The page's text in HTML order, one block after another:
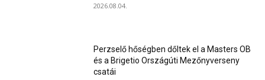
2026.08.04.
Perzselő hőségben dőltek el a Masters OB
és a Brigetio Országúti Mezőnyverseny
csatái